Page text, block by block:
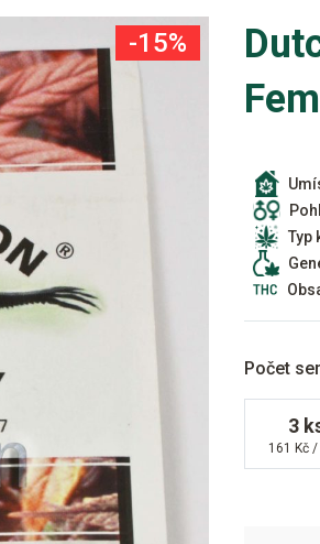
Typ
Počet
3
161 Kč
-15%